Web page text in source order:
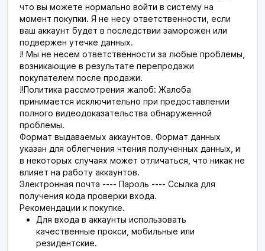
что вы можете нормально войти в систему на
момент покупки. Я не несу ответственности, если
ваш аккаунт будет в последствии заморожен или
подвержен утечке данных.
‼️ Мы не несем ответственности за любые проблемы,
возникающие в результате перепродажи
покупателем после продажи.
‼️Политика рассмотрения жалоб: Жалоба
принимается исключительно при предоставлении
полного видеодоказательства обнаруженной
проблемы.
Формат выдаваемых аккаунтов. Формат данных
указан для облегчения чтения полученных данных, и
в некоторых случаях может отличаться, что никак не
влияет на работу аккаунтов.
Электронная почта ---- Пароль ---- Ссылка для
получения кода проверки входа.
Рекомендации к покупке.
Для входа в аккаунты использовать
качественные прокси, мобильные или
резидентские.